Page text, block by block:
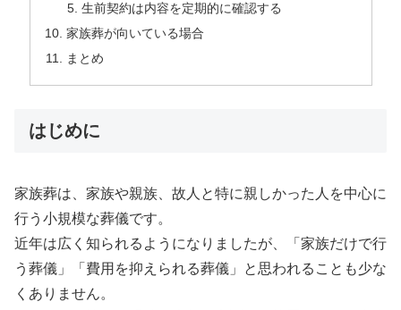
生前契約は内容を定期的に確認する
家族葬が向いている場合
まとめ
はじめに
家族葬は、家族や親族、故人と特に親しかった人を中心に
行う小規模な葬儀です。
近年は広く知られるようになりましたが、「家族だけで行
う葬儀」「費用を抑えられる葬儀」と思われることも少な
くありません。